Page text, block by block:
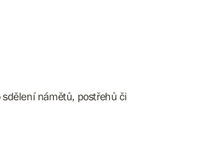
námětů, postřehů či